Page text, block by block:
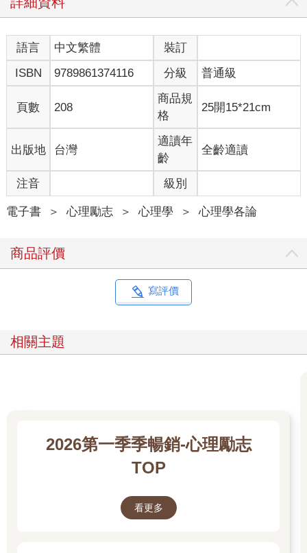
此外，人類的大腦中，腦幹等較早發展的舊腦經常發出「採取行
動」的加速訊號，前額葉則會發出抑制其作用的煞車訊號。所以
也有人指出，ADHD的過動傾向，或許就是因為負責煞車的前額
葉缺乏作用。
現在也已經知道，分隔前額葉與顳葉的大溝槽（外側溝）深處的
腦島皮質也與發展障礙有關。
腦島皮質具有監測現在自己的情緒是悲傷或快樂的作用。而有
ASD的人似乎缺乏這方面的能力，所以無法順利將自己的情緒展
現在臉上，或是用語言表達出來。
所謂有發展障礙的人們，其實也只是大腦太有特色罷了，這些特
質與「個性」大不相同，因為個性除了先天條件之外，家庭環境
與教育等後天培養的部分也有重大的影響。
得「又來了」。
例如有ASD的人不擅長想像對方的感受或理解環境的氛圍，難免
題、罹患「卡珊德拉症候群」──簡單來說，就是你確實在受苦，
語言 中文繁體
裝訂
ISBN
9789861374116 分級 普通級
頁數 208
商品規
格
25開15*21cm
出版地 台灣
適讀年
齡
全齡適讀
注音 級別
電子書 ＞ 心理勵志 ＞ 心理學 ＞ 心理學各論
商品評價
寫評價
相關主題
2026第一季季暢銷-心理勵志
TOP
看更多